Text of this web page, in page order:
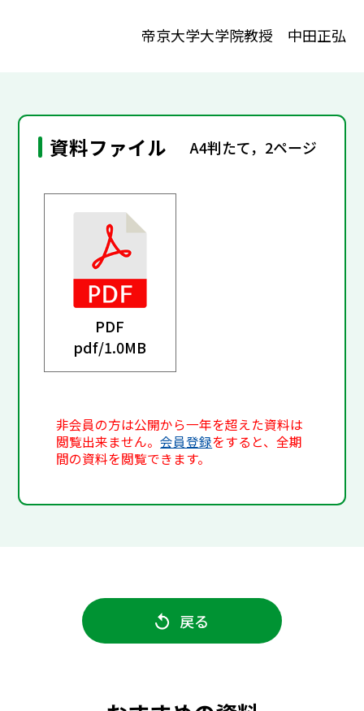
帝京大学大学院教授 中田正弘
資料ファイル A4判たて，2ページ
PDF
pdf/1.0MB
非会員の方は公開から一年を超えた資料は
閲覧出来ません。会員登録をすると、全期
間の資料を閲覧できます。
戻る